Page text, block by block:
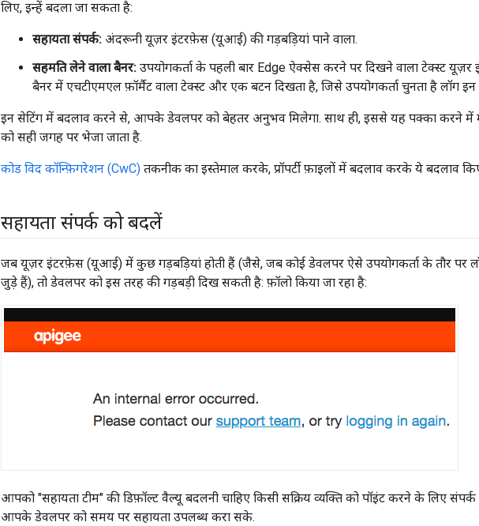
लिए, इन्हें बदला जा सकता है:
सहायता संपर्क: अंदरूनी यूज़र इंटरफ़ेस (यूआई) की गड़बड़ियां पाने वाला.
सहमति लेने वाला बैनर: उपयोगकर्ता के पहली बार Edge ऐक्सेस करने पर दिखने वाला टेक्स्ट
बैनर में एचटीएमएल फ़ॉर्मैट वाला टेक्स्ट और एक बटन दिखता है, जिसे उपयोगकर्ता चुनता है लॉग इन
इन सेटिंग में बदलाव करने से, आपके डेवलपर को बेहतर अनुभव मिलेगा. साथ ही, इससे यह पक्का करने में
को सही जगह पर भेजा जाता है.
कोड विद कॉन्फ़िगरेशन (CwC) तकनीक का इस्तेमाल करके, प्रॉपर्टी फ़ाइलों में बदलाव करके ये बदलाव
सहायता संपर्क को बदलें
जब यूज़र इंटरफ़ेस (यूआई) में कुछ गड़बड़ियां होती हैं (जैसे, जब कोई डेवलपर ऐसे उपयोगकर्ता के तौर पर
जुड़े हैं), तो डेवलपर को इस तरह की गड़बड़ी दिख सकती है: फ़ॉलो किया जा रहा है:
आपको "सहायता टीम" की डिफ़ॉल्ट वैल्यू बदलनी चाहिए किसी सक्रिय व्यक्ति को पॉइंट करने के लिए
आपके डेवलपर को समय पर सहायता उपलब्ध करा सके.